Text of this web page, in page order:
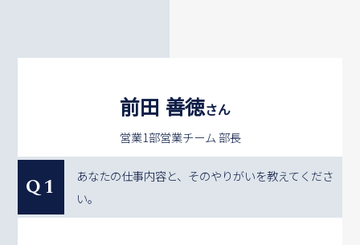
前田 善徳さん
営業1部営業チーム 部長
Q1
あなたの仕事内容と、そのやりがいを教えてくださ
い。